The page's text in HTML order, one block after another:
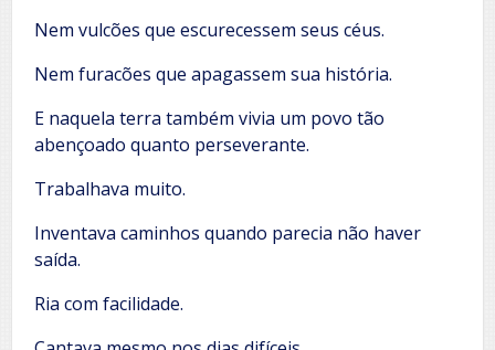
Nem vulcões que escurecessem seus céus.
Nem furacões que apagassem sua história.
E naquela terra também vivia um povo tão
abençoado quanto perseverante.
Trabalhava muito.
Inventava caminhos quando parecia não haver
saída.
Ria com facilidade.